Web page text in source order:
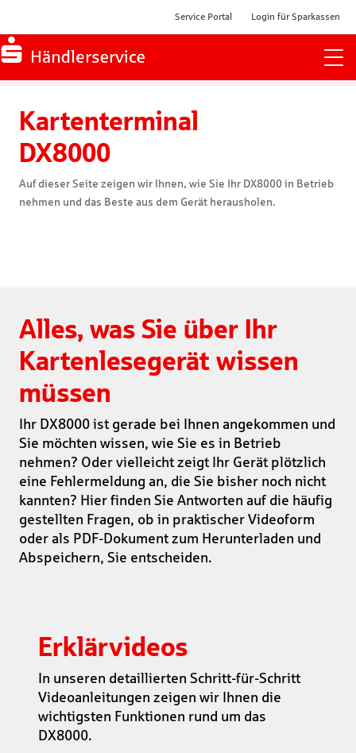
Service Portal Login für Sparkassen
Kartenterminal
DX8000
Auf dieser Seite zeigen wir Ihnen, wie Sie Ihr DX8000 in Betrieb
nehmen und das Beste aus dem Gerät herausholen.
Alles, was Sie über Ihr
Kartenlesegerät wissen
müssen
Ihr DX8000 ist gerade bei Ihnen angekommen und
Sie möchten wissen, wie Sie es in Betrieb
nehmen? Oder vielleicht zeigt Ihr Gerät plötzlich
eine Fehlermeldung an, die Sie bisher noch nicht
kannten? Hier finden Sie Antworten auf die häufig
gestellten Fragen, ob in praktischer Videoform
oder als PDF-Dokument zum Herunterladen und
Abspeichern, Sie entscheiden.
Erklärvideos
In unseren detaillierten Schritt-für-Schritt
Videoanleitungen zeigen wir Ihnen die
wichtigsten Funktionen rund um das
DX8000.